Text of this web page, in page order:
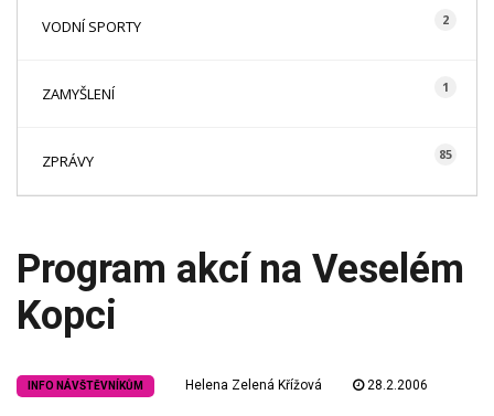
VODNÍ SPORTY 2
ZAMYŠLENÍ 1
ZPRÁVY 85
Program akcí na Veselém
Kopci
INFO NÁVŠTĚVNÍKŮM Helena Zelená Křížová 28.2.2006